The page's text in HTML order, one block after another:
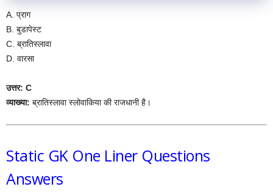
A. प्राग
B. बुडापेस्ट
C. ब्रातिस्लावा
D. वारसा
उत्तर: C
व्याख्या: ब्रातिस्लावा स्लोवाकिया की राजधानी है।
Static GK One Liner Questions
Answers